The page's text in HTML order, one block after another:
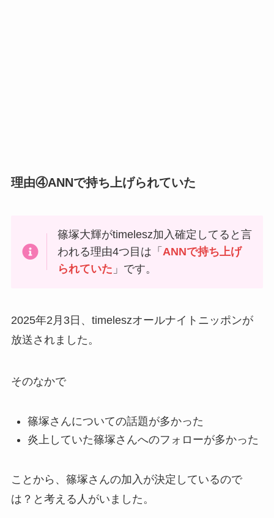
理由④ANNで持ち上げられていた
篠塚大輝がtimelesz加入確定してると言
われる理由4つ目は「ANNで持ち上げ
られていた 」です。
2025年2月3日、timeleszオールナイトニッポンが
放送されました。
そのなかで
篠塚さんについての話題が多かった
炎上していた篠塚さんへのフォローが多かった
ことから、篠塚さんの加入が決定しているので
は？と考える人がいました。